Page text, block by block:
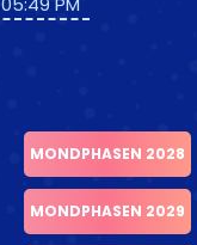
MONDPHASEN 2028
MONDPHASEN 2029